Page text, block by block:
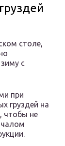
столе,
с
при
груздей на
чтобы не